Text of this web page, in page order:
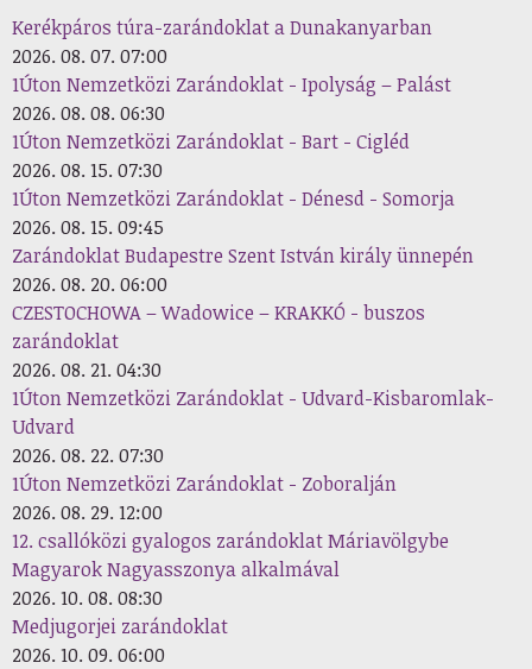
Kerékpáros túra-zarándoklat a Dunakanyarban
2026. 08. 07. 07:00
1Úton Nemzetközi Zarándoklat - Ipolyság – Palást
2026. 08. 08. 06:30
1Úton Nemzetközi Zarándoklat - Bart - Cigléd
2026. 08. 15. 07:30
1Úton Nemzetközi Zarándoklat - Dénesd - Somorja
2026. 08. 15. 09:45
Zarándoklat Budapestre Szent István király ünnepén
2026. 08. 20. 06:00
CZESTOCHOWA – Wadowice – KRAKKÓ - buszos
zarándoklat
2026. 08. 21. 04:30
1Úton Nemzetközi Zarándoklat - Udvard-Kisbaromlak-
Udvard
2026. 08. 22. 07:30
1Úton Nemzetközi Zarándoklat - Zoboralján
2026. 08. 29. 12:00
12. csallóközi gyalogos zarándoklat Máriavölgybe
Magyarok Nagyasszonya alkalmával
2026. 10. 08. 08:30
Medjugorjei zarándoklat
2026. 10. 09. 06:00